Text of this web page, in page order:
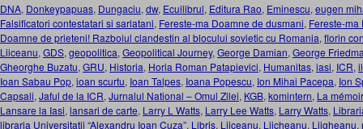
DNA, Donkeypapuas, Dungaciu, dw, Ecuilibrul, Editura Rao, Eminescu, eugen
Falsificatori contestatari si sarlatani, Fereste-ma Doamne de dusmani, Fereste-
Doamne de prieteni! Razboiul clandestin al blocului sovietic cu Romania, florin
Liiceanu, GDS, geopolitica, Geopolitical Journey, George Damian, George
Gheorghe Buzatu, GRU, Historia, Horia Roman Patapievici, Humanitas, iasi, ICR,
Ioan Sabau Pop, ioan scurtu, Ioan Talpes, Ioana Popescu, Ion Mihai Pacepa, Ion
Capsali, Jaful de la ICR, Jurnalul National – Omul Zilei, KGB, komintern, La
Lansare la Iasi, lansari de carte, Larry L Watts, Larry Lee Watts, Larry Watts,
libraria Universitatii “Alexandru Ioan Cuza”, Libris, Liiceanu, Liicheanu, Liigheanu,